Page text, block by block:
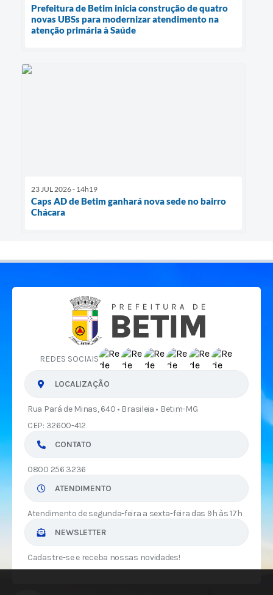
Prefeitura de Betim inicia construção de quatro
novas UBSs para modernizar atendimento na
atenção primária à Saúde
23 JUL 2026 - 14h19
Caps AD de Betim ganhará nova sede no bairro
Chácara
REDES SOCIAIS
LOCALIZAÇÃO
Rua Pará de Minas, 640 • Brasileia • Betim-MG
CEP: 32600-412
CONTATO
0800 256 3236
ATENDIMENTO
Atendimento de segunda-feira a sexta-feira das 9h às 17h
NEWSLETTER
Cadastre-se e receba nossas novidades!